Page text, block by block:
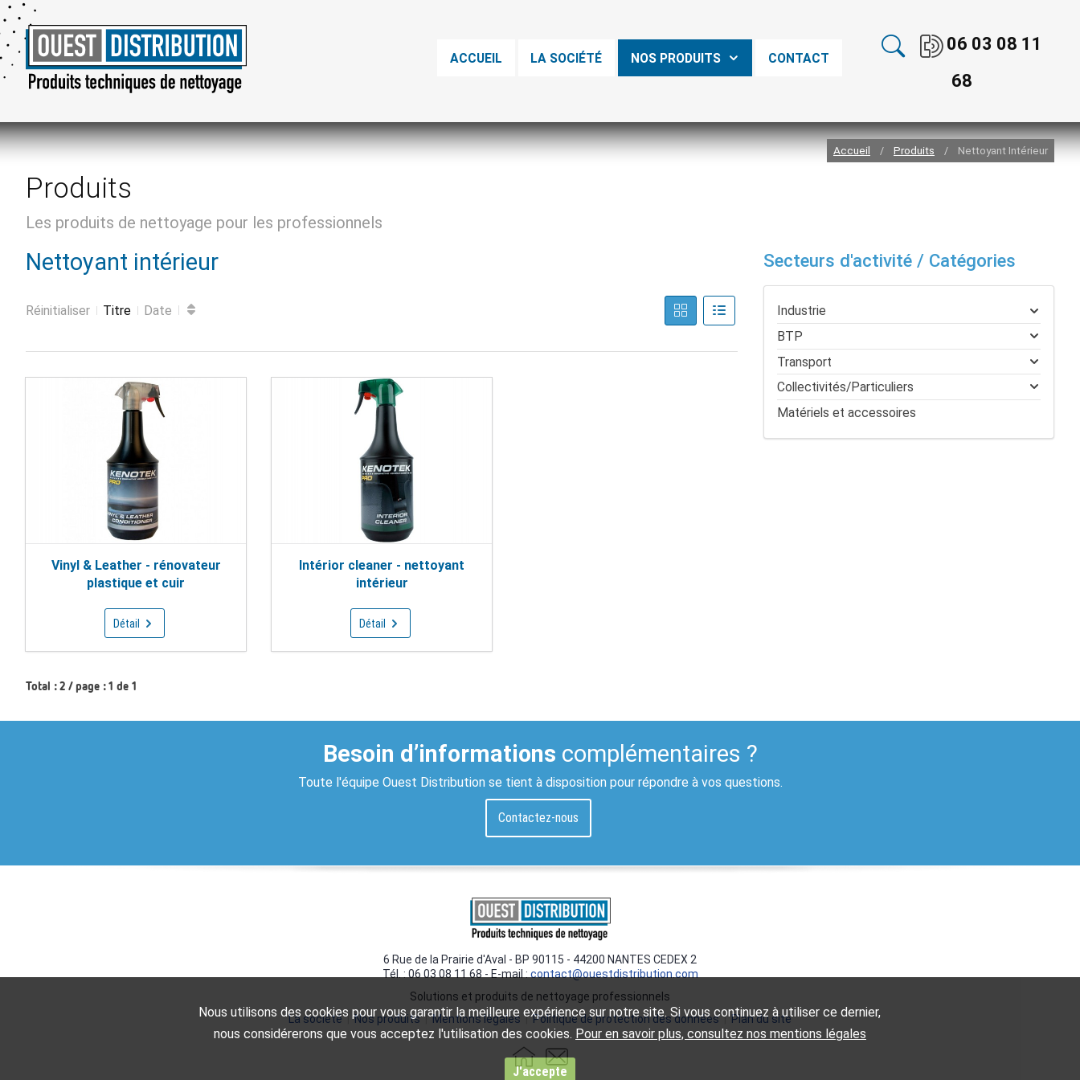
ACCUEIL LA SOCIÉTÉ NOS PRODUITS CONTACT
06 03 08 11
68
Accueil / Produits / Nettoyant Intérieur
Produits
Les produits de nettoyage pour les professionnels
Nettoyant intérieur
Réinitialiser Titre Date
Vinyl & Leather - rénovateur
plastique et cuir
Détail
Intérior cleaner - nettoyant
intérieur
Détail
Total : 2 / page : 1 de 1
Secteurs d'activité / Catégories
Industrie
BTP
Transport
Collectivités/Particuliers
Matériels et accessoires
Besoin d’informations complémentaires ?
Toute l'équipe Ouest Distribution se tient à disposition pour répondre à vos questions.
Contactez-nous
6 Rue de la Prairie d'Aval - BP 90115 - 44200 NANTES CEDEX 2
Tél. : 06 03 08 11 68 - E-mail : contact@ouestdistribution.com
Solutions et produits de nettoyage professionnels
La société|Nos produits|Mentions légales |Politique de protection des données|Plan du site
Nous utilisons des cookies pour vous garantir la meilleure expérience sur notre site. Si vous continuez à utiliser ce dernier,
nous considérerons que vous acceptez l'utilisation des cookies. Pour en savoir plus, consultez nos mentions légales
J'accepte